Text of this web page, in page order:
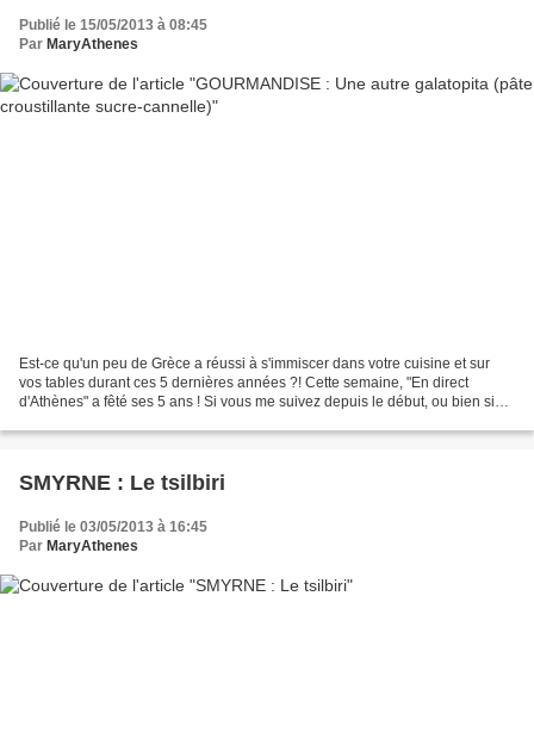
Publié le 15/05/2013 à 08:45
Par MaryAthenes
Est-ce qu'un peu de Grèce a réussi à s'immiscer dans votre cuisine et sur
vos tables durant ces 5 dernières années ?! Cette semaine, "En direct
d'Athènes" a fêté ses 5 ans ! Si vous me suivez depuis le début, ou bien si
SMYRNE : Le tsilbiri
Publié le 03/05/2013 à 16:45
Par MaryAthenes